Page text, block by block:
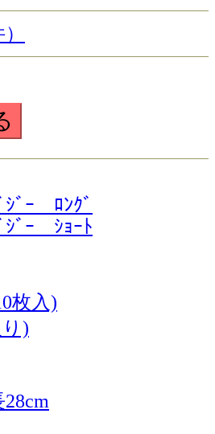
ｼﾞｰ ﾛﾝｸﾞ
ｼﾞｰ ｼｮｰﾄ
枚入)
り)